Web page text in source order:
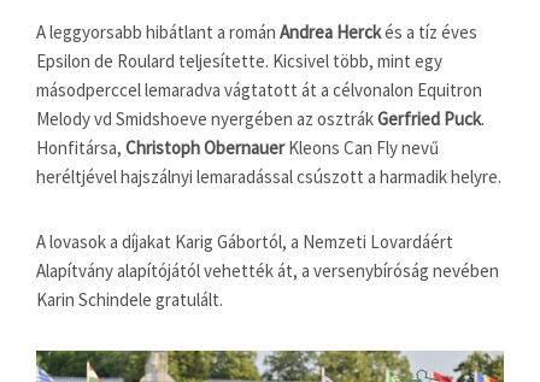
A leggyorsabb hibátlant a román Andrea Herckés a tíz éves
Epsilon de Roulard teljesítette. Kicsivel több, mint egy
másodperccel lemaradva vágtatott át a célvonalon Equitron
Melody vd Smidshoeve nyergében az osztrákGerfried Puck.
Honfitársa, Christoph ObernauerKleons Can Fly nevű
heréltjével hajszálnyi lemaradással csúszott a harmadik helyre.
A lovasok a díjakat Karig Gábortól, a Nemzeti Lovardáért
Alapítvány alapítójától vehették át, a versenybíróság nevében
Karin Schindele gratulált.